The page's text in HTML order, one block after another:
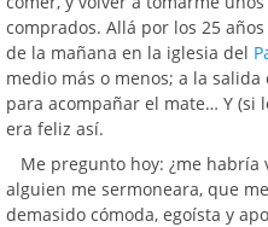
comprados. Allá por los 25
de la mañana en la iglesia del
medio más o menos; a la
para acompañar el mate… Y (si
era feliz así.
Me pregunto hoy: ¿me
alguien me sermoneara, que
demasido cómoda, egoísta y